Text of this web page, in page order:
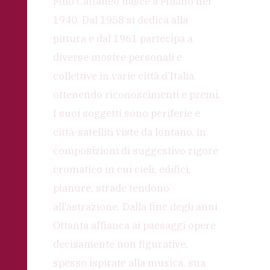
1940. Dal 1958 si dedica alla
pittura e dal 1961 partecipa a
diverse mostre personali e
collettive in varie città d’Italia,
ottenendo riconoscimenti e premi.
I suoi soggetti sono periferie e
città-satelliti viste da lontano, in
composizioni di suggestivo rigore
cromatico in cui cieli, edifici,
pianure, strade tendono
all’astrazione. Dalla fine degli anni
Ottanta affianca ai paesaggi opere
decisamente non figurative,
spesso ispirate alla musica, sua